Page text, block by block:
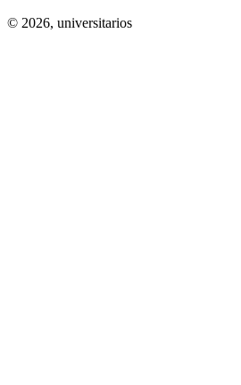
© 2026, universitarios